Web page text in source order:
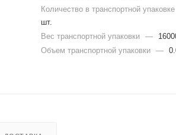
Количество в транспортной упаковке
шт.
Вес транспортной упаковки
—
Объем транспортной упаковки
—